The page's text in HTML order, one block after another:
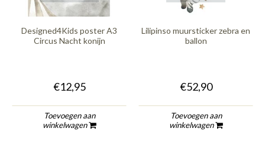
Designed4Kids poster A3
Circus Nacht konijn
€12,95
Toevoegen aan
winkelwagen
Lilipinso muursticker zebra en
ballon
€52,90
Toevoegen aan
winkelwagen